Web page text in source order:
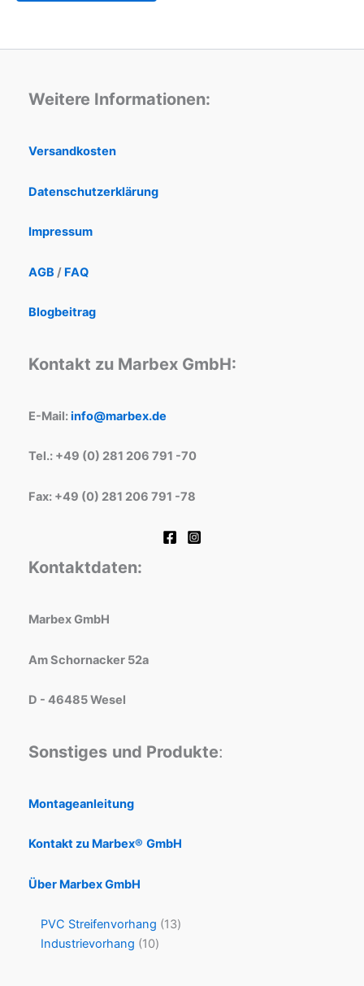
Weitere Informationen:
Versandkosten
Datenschutzerklärung
Impressum
AGB / FAQ
Blogbeitrag
Kontakt zu Marbex GmbH:
E-Mail:info@marbex.de
Tel.: +49 (0) 281 206 791 -70
Fax: +49 (0) 281 206 791 -78
Kontaktdaten:
Marbex GmbH
Am Schornacker 52a
D - 46485 Wesel
Sonstiges und Produkte:
Montageanleitung
Kontakt zu Marbex® GmbH
Über Marbex GmbH
PVC Streifenvorhang
13
Industrievorhang
10